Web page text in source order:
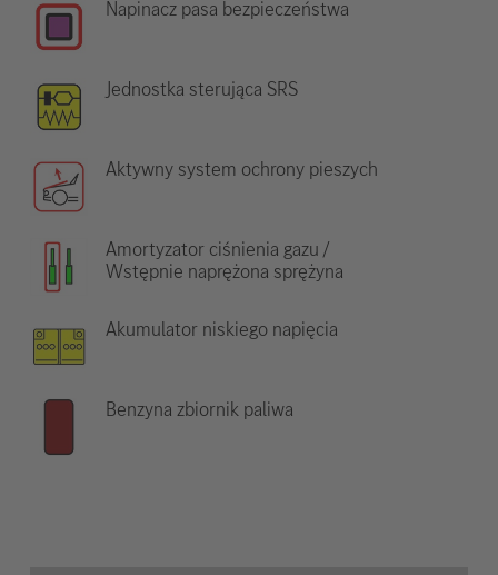
Napinacz pasa bezpieczeństwa
Jednostka sterująca SRS
Aktywny system ochrony pieszych
Amortyzator ciśnienia gazu /
Wstępnie naprężona sprężyna
Akumulator niskiego napięcia
Benzyna zbiornik paliwa